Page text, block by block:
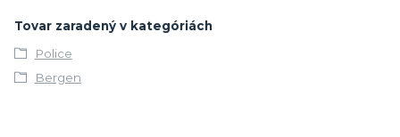
Tovar zaradený v kategóriách
Police
Bergen